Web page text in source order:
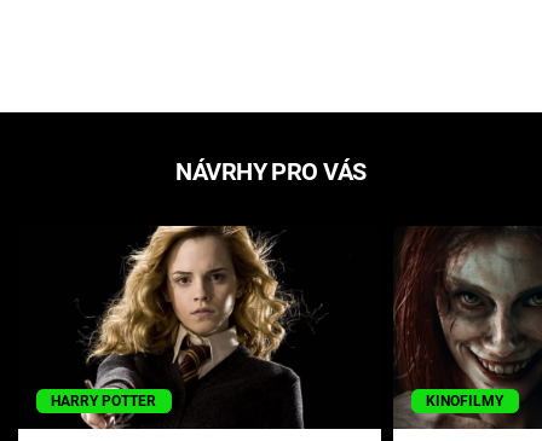
NÁVRHY PRO VÁS
HARRY POTTER KINOFILMY